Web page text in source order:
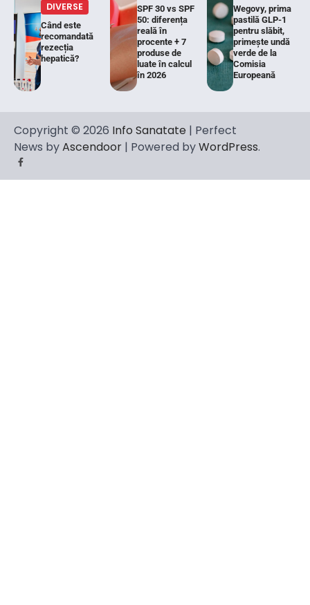
DIVERSE
Când este
recomandată
rezecția
hepatică?
SPF 30 vs SPF
50: diferența
reală în
procente + 7
produse de
luate în calcul
în 2026
Wegovy, prima
pastilă GLP-1
pentru slăbit,
primește undă
verde de la
Comisia
Europeană
Copyright © 2026 Info Sanatate | Perfect
News byAscendoor | Powered byWordPress.
Facebook